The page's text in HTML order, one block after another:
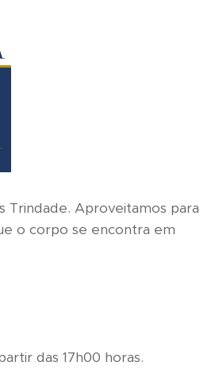
Trindade. Aproveitamos para
o corpo se encontra em
das 17h00 horas.